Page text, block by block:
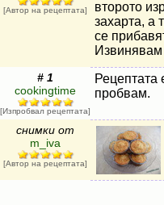
[Автор на рецептата]
второто
захарта, а
се
Извинявам
# 1
cookingtime
[Изпробвал рецептата]
Рецептата
пробвам.
снимки от
m_iva
[Автор на рецептата]